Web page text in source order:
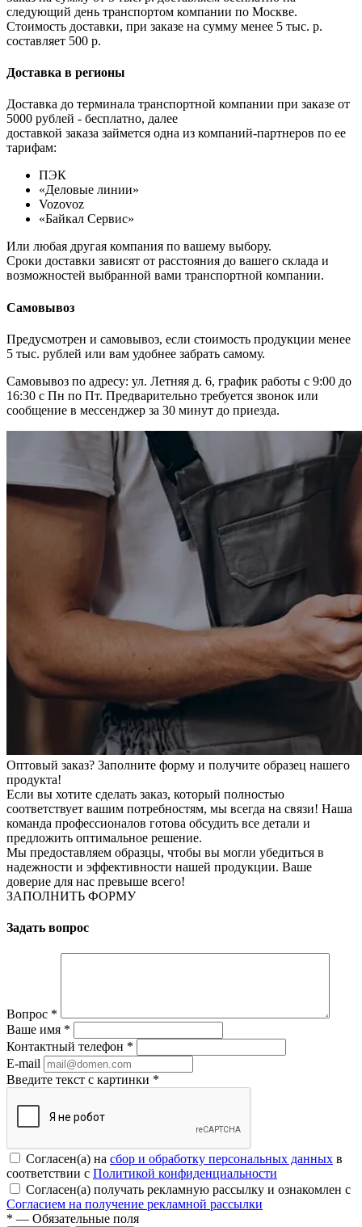
следующий день транспортом компании по Москве.
Стоимость доставки, при заказе на сумму менее 5 тыс. р.
составляет 500 р.
Доставка в регионы
Доставка до терминала транспортной компании при заказе от
5000 рублей - бесплатно, далее
доставкой заказа займется одна из компаний-партнеров по ее
тарифам:
ПЭК
«Деловые линии»
Vozovoz
«Байкал Сервис»
Или любая другая компания по вашему выбору.
Сроки доставки зависят от расстояния до вашего склада и
возможностей выбранной вами транспортной компании.
Самовывоз
Предусмотрен и самовывоз, если стоимость продукции менее
5 тыс. рублей или вам удобнее забрать самому.
Самовывоз по адресу: ул. Летняя д. 6, график работы с 9:00 до
16:30 с Пн по Пт. Предварительно требуется звонок или
сообщение в мессенджер за 30 минут до приезда.
Оптовый заказ? Заполните форму и получите образец нашего
продукта!
Если вы хотите сделать заказ, который полностью
соответствует вашим потребностям, мы всегда на связи! Наша
команда профессионалов готова обсудить все детали и
предложить оптимальное решение.
Мы предоставляем образцы, чтобы вы могли убедиться в
надежности и эффективности нашей продукции. Ваше
доверие для нас превыше всего!
ЗАПОЛНИТЬ ФОРМУ
Задать вопрос
Вопрос *
Ваше имя *
Контактный телефон *
E-mail
Введите текст с картинки *
Согласен(а) на сбор и обработку персональных данных в
соответствии с Политикой конфиденциальности
Согласен(а) получать рекламную рассылку и ознакомлен с
Согласием на получение рекламной рассылки
* — Обязательные поля